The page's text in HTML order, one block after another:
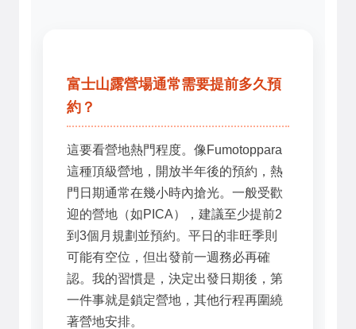
富士山露營場通常需要提前多久預
約？
這要看營地熱門程度。像Fumotoppara
這種頂級營地，開放半年後的預約，熱
門日期通常在幾小時內搶光。一般受歡
迎的營地（如PICA），建議至少提前2
到3個月規劃並預約。平日的非旺季則
可能有空位，但出發前一週務必再確
認。我的習慣是，決定出發日期後，第
一件事就是鎖定營地，其他行程再圍繞
著營地安排。